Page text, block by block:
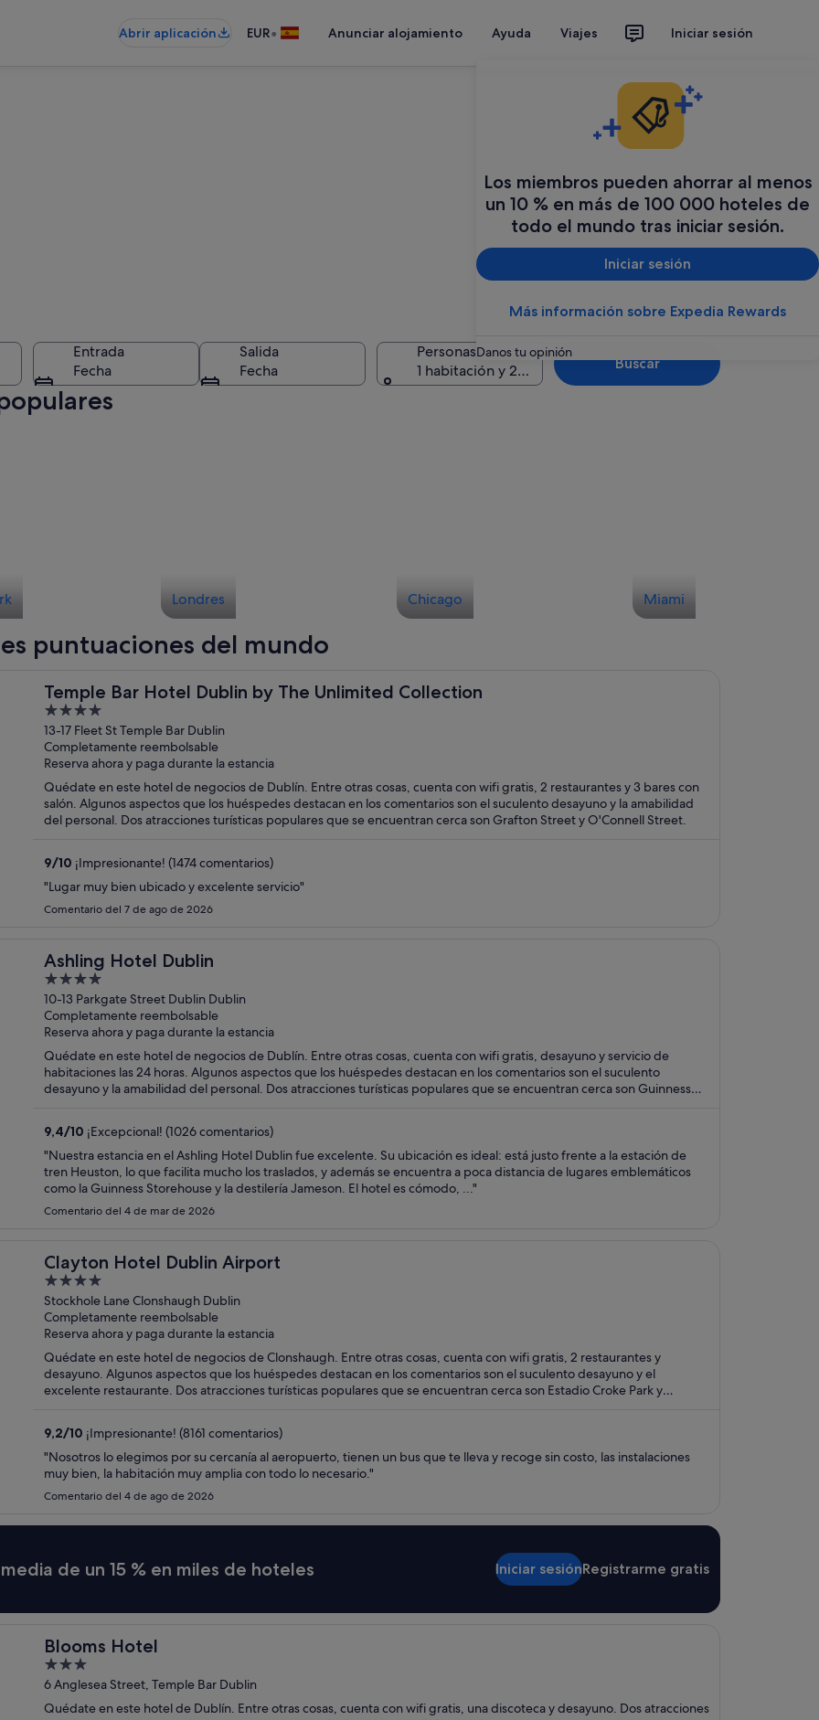
Abrir aplicación EUR• Anunciar alojamiento Ayuda Viajes Iniciar sesión
Los miembros pueden ahorrar al menos
un 10 % en más de 100 000 hoteles de
todo el mundo tras iniciar sesión.
Iniciar sesión
Más información sobre Expedia Rewards
Danos tu opinión
Entrada
Fecha
Salida
Fecha
Personas
1 habitación y 2 personas
Buscar
Londres Chicago Miami
puntuaciones del mundo
Temple Bar Hotel Dublin by The Unlimited Collection
4
out
of
5
13-17 Fleet St Temple Bar Dublin
Completamente reembolsable
Reserva ahora y paga durante la estancia
Quédate en este hotel de negocios de Dublín. Entre otras cosas, cuenta con wifi gratis, 2 restaurantes y 3 bares con
salón. Algunos aspectos que los huéspedes destacan en los comentarios son el suculento desayuno y la amabilidad
del personal. Dos atracciones turísticas populares que se encuentran cerca son Grafton Street y O'Connell Street.
9/10 ¡Impresionante! (1474 comentarios)
"Lugar muy bien ubicado y excelente servicio"
Comentario del 7 de ago de 2026
Ashling Hotel Dublin
4
out
of
5
10-13 Parkgate Street Dublin Dublin
Completamente reembolsable
Reserva ahora y paga durante la estancia
Quédate en este hotel de negocios de Dublín. Entre otras cosas, cuenta con wifi gratis, desayuno y servicio de
habitaciones las 24 horas. Algunos aspectos que los huéspedes destacan en los comentarios son el suculento
desayuno y la amabilidad del personal. Dos atracciones turísticas populares que se encuentran cerca son Guinness
9,4/10 ¡Excepcional! (1026 comentarios)
"Nuestra estancia en el Ashling Hotel Dublin fue excelente. Su ubicación es ideal: está justo frente a la estación de
tren Heuston, lo que facilita mucho los traslados, y además se encuentra a poca distancia de lugares emblemáticos
como la Guinness Storehouse y la destilería Jameson. El hotel es cómodo, ..."
Comentario del 4 de mar de 2026
Clayton Hotel Dublin Airport
4
out
of
5
Stockhole Lane Clonshaugh Dublin
Completamente reembolsable
Reserva ahora y paga durante la estancia
Quédate en este hotel de negocios de Clonshaugh. Entre otras cosas, cuenta con wifi gratis, 2 restaurantes y
desayuno. Algunos aspectos que los huéspedes destacan en los comentarios son el suculento desayuno y el
excelente restaurante. Dos atracciones turísticas populares que se encuentran cerca son Estadio Croke Park y
9,2/10 ¡Impresionante! (8161 comentarios)
"Nosotros lo elegimos por su cercanía al aeropuerto, tienen un bus que te lleva y recoge sin costo, las instalaciones
muy bien, la habitación muy amplia con todo lo necesario."
Comentario del 4 de ago de 2026
de un 15 % en miles de hoteles Iniciar sesiónRegistrarme gratis
Blooms Hotel
3
out
of
6 Anglesea Street, Temple Bar Dublin
Quédate en este hotel de Dublín. Entre otras cosas, cuenta con wifi gratis, una discoteca y desayuno. Dos atracciones